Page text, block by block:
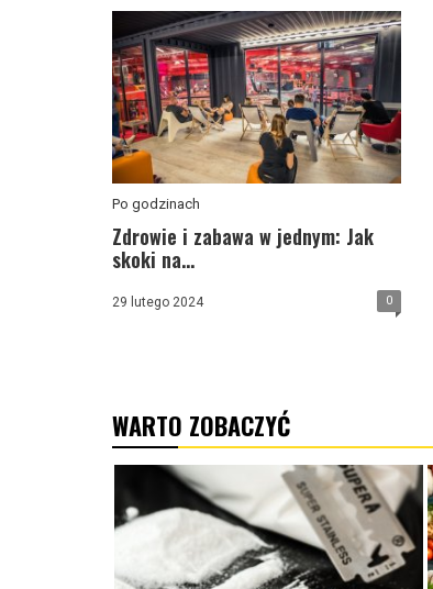
Po godzinach
Zdrowie i zabawa w jednym: Jak
skoki na...
29 lutego 2024 0
WARTO ZOBACZYĆ